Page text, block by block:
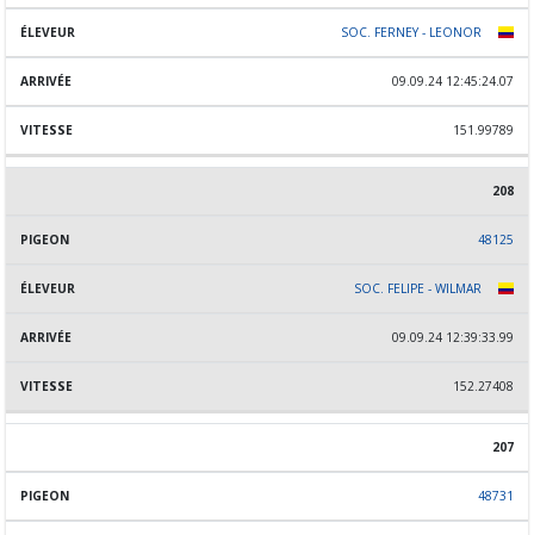
SOC. FERNEY - LEONOR
09.09.24 12:45:24.07
151.99789
208
48125
SOC. FELIPE - WILMAR
09.09.24 12:39:33.99
152.27408
207
48731